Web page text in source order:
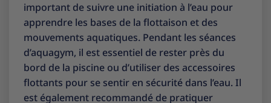
important de suivre une initiation à l’eau pour
apprendre les bases de la flottaison et des
mouvements aquatiques. Pendant les séances
d’aquagym, il est essentiel de rester près du
bord de la piscine ou d’utiliser des accessoires
flottants pour se sentir en sécurité dans l’eau. Il
est également recommandé de pratiquer